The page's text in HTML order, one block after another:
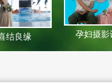
结良缘 孕妇摄影